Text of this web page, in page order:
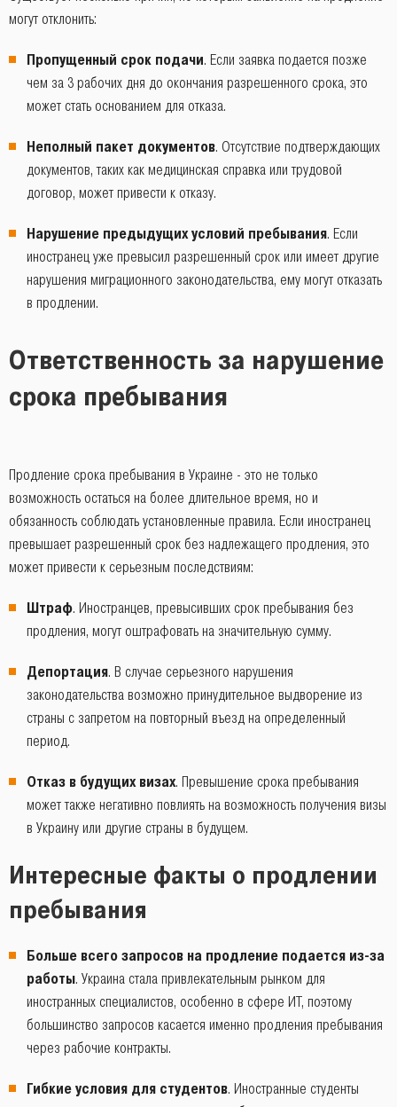
могут отклонить:
Пропущенный срок подачи. Если заявка подается позже
чем за 3 рабочих дня до окончания разрешенного срока, это
может стать основанием для отказа.
Неполный пакет документов. Отсутствие подтверждающих
документов, таких как медицинская справка или трудовой
договор, может привести к отказу.
Нарушение предыдущих условий пребывания. Если
иностранец уже превысил разрешенный срок или имеет другие
нарушения миграционного законодательства, ему могут отказать
в продлении.
Ответственность за нарушение
срока пребывания
Продление срока пребывания в Украине - это не только
возможность остаться на более длительное время, но и
обязанность соблюдать установленные правила. Если иностранец
превышает разрешенный срок без надлежащего продления, это
может привести к серьезным последствиям:
Штраф. Иностранцев, превысивших срок пребывания без
продления, могут оштрафовать на значительную сумму.
Депортация. В случае серьезного нарушения
законодательства возможно принудительное выдворение из
страны с запретом на повторный въезд на определенный
период.
Отказ в будущих визах. Превышение срока пребывания
может также негативно повлиять на возможность получения визы
в Украину или другие страны в будущем.
Интересные факты о продлении
пребывания
Больше всего запросов на продление подается из-за
работы. Украина стала привлекательным рынком для
иностранных специалистов, особенно в сфере ИТ, поэтому
большинство запросов касается именно продления пребывания
через рабочие контракты.
Гибкие условия для студентов. Иностранные студенты